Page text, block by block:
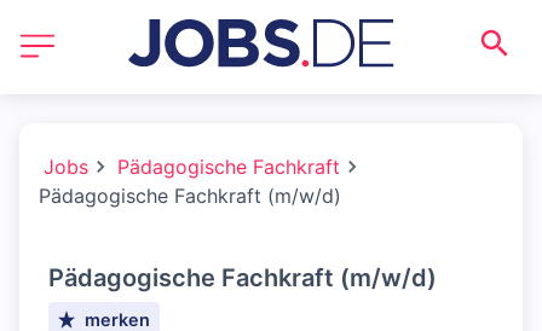
Jobs
Pädagogische Fachkraft
Pädagogische Fachkraft (m/w/d)
Pädagogische Fachkraft (m/w/d)
merken